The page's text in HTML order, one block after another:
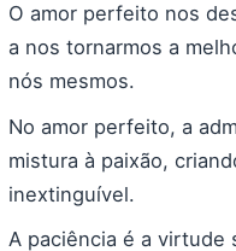
O amor perfeito nos
a nos tornarmos a
nós mesmos.
No amor perfeito, a
mistura à paixão,
inextinguível.
A paciência é a virtude